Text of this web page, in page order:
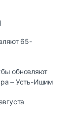
65-
обновляют
– Усть-Ишим